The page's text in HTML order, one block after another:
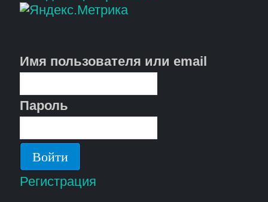
Имя пользователя или email
Пароль
Регистрация